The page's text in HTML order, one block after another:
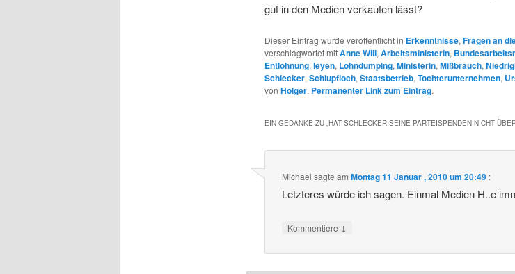
gut in den Medien verkaufen lässt?
Dieser Eintrag wurde veröffentlicht in Erkenntnisse, Fragen an
verschlagwortet mitAnne Will, Arbeitsministerin,
Entlohnung, leyen, Lohndumping, Ministerin, Mißbrauch,
Schlecker, Schlupfloch, Staatsbetrieb, Tochterunternehmen,
von Holger. Permanenter Link zum Eintrag.
EIN GEDANKE ZU „ HAT SCHLECKER SEINE PARTEISPENDEN NICHT
Michael sagte amMontag 11 Januar , 2010 um 20:49 :
Letzteres würde ich sagen. Einmal Medien H..e
Kommentiere ↓